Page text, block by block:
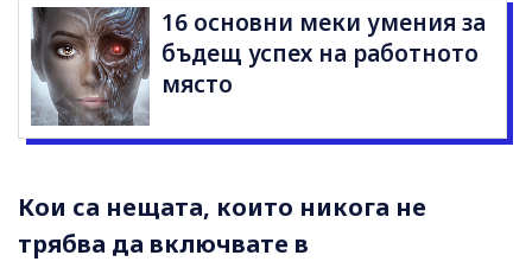
16 основни меки умения за
бъдещ успех на работното
място
Кои са нещата, които никога не
трябва да включвате в